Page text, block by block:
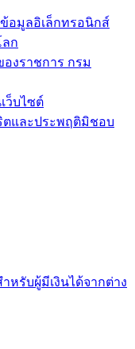
อมูลอิเล็กทรอนิกส์
ลก
งราชการ กรม
ว็บไซต์
ตและประพฤติมิชอบ
หรับผู้มีเงินได้จากต่าง